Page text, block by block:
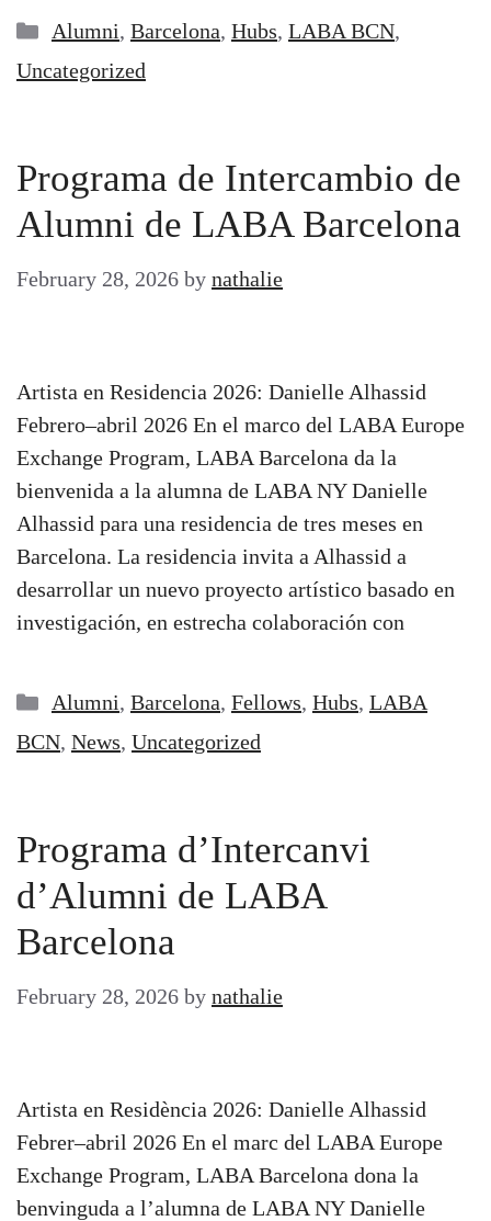
Categories
Alumni, Barcelona, Hubs, LABA BCN,
Uncategorized
Programa de Intercambio de
Alumni de LABA Barcelona
February 28, 2026 by nathalie
Artista en Residencia 2026: Danielle Alhassid
Febrero–abril 2026 En el marco del LABA Europe
Exchange Program, LABA Barcelona da la
bienvenida a la alumna de LABA NY Danielle
Alhassid para una residencia de tres meses en
Barcelona. La residencia invita a Alhassid a
desarrollar un nuevo proyecto artístico basado en
investigación, en estrecha colaboración con
Categories
Alumni, Barcelona, Fellows, Hubs, LABA
BCN, News, Uncategorized
Programa d’Intercanvi
d’Alumni de LABA
Barcelona
February 28, 2026 by nathalie
Artista en Residència 2026: Danielle Alhassid
Febrer–abril 2026 En el marc del LABA Europe
Exchange Program, LABA Barcelona dona la
benvinguda a l’alumna de LABA NY Danielle